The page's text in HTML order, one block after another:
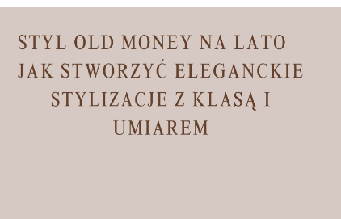
WIOSNA
LATO
JESIEŃ